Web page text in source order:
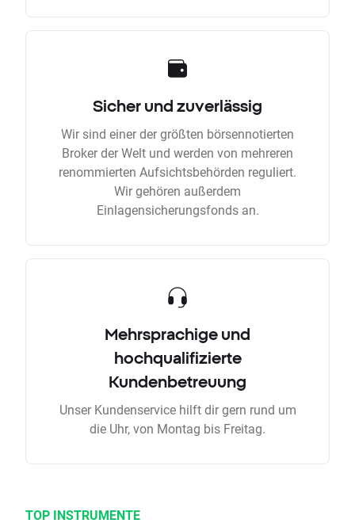
Sicher und zuverlässig
Wir sind einer der größten börsennotierten
Broker der Welt und werden von mehreren
renommierten Aufsichtsbehörden reguliert.
Wir gehören außerdem
Einlagensicherungsfonds an.
Mehrsprachige und
hochqualifizierte
Kundenbetreuung
Unser Kundenservice hilft dir gern rund um
die Uhr, von Montag bis Freitag.
TOP INSTRUMENTE